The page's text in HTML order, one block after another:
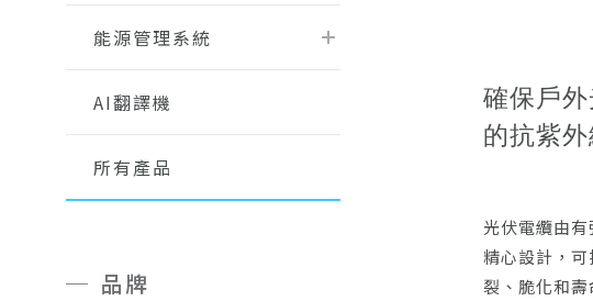
能源管理系統
AI翻譯機
所有產品
品牌
確保戶
的抗紫
光伏電纜由
精心設計，
裂、脆化和